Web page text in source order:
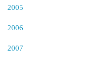
2005
2006
2007